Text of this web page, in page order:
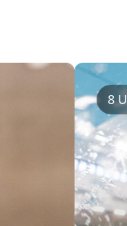
Kan
lære